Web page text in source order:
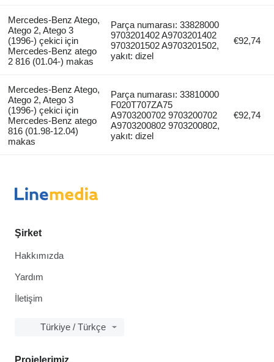
Mercedes-Benz Atego,
Atego 2, Atego 3
(1996-) çekici için
Mercedes-Benz atego
2 816 (01.04-) makas
Parça numarası: 33828000
9703201402 A9703201402
9703201502 A9703201502,
yakıt: dizel
€92,74
Mercedes-Benz Atego,
Atego 2, Atego 3
(1996-) çekici için
Mercedes-Benz atego
816 (01.98-12.04)
makas
Parça numarası: 33810000
F020T707ZA75
A9703200702 9703200702
A9703200802 9703200802,
yakıt: dizel
€92,74
Şirket
Hakkımızda
Yardım
İletişim
Türkiye / Türkçe
Projelerimiz